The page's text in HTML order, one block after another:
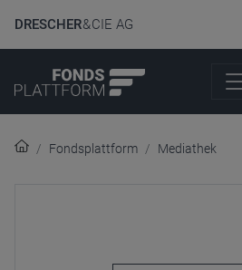
DRESCHER& CIE AG
Fondsplattform Mediathek